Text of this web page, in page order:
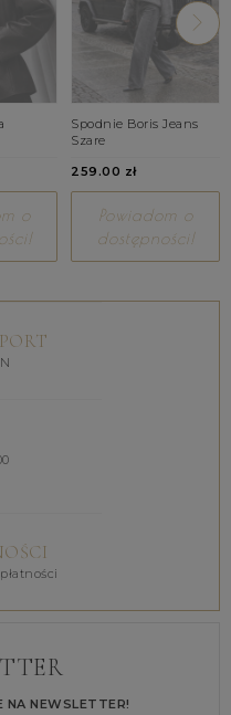
o
Spodnie Boris Jeans
Szare
259.00 zł
Powiadom o
dostępności!
NA NEWSLETTER!